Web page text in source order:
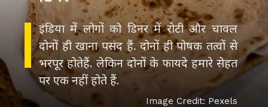
इंडिया में लोगों को डिनर में रोटी और चावल
दोनों ही खाना पसंद हैं. दोनों ही पोषक तत्वों से
भरपूर होतेहैं. लेकिन दोनों के फायदे हमारे सेहत
पर एक नहीं होते हैं.
Image Credit: Pexels